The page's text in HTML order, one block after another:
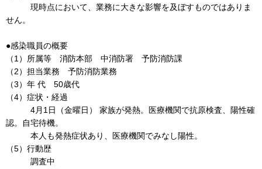
現時点において、業務に大きな影響を及ぼすものではありま
せん。
●感染職員の概要
（1）所属等 消防本部 中消防署 予防消防課
（2）担当業務 予防消防業務
（3）年 代 50歳代
（4）症状・経過
4月1日（金曜日） 家族が発熱。医療機関で抗原検査、陽性確
認。自宅待機。
本人も発熱症状あり、医療機関でみなし陽性。
（5）行動歴
調査中